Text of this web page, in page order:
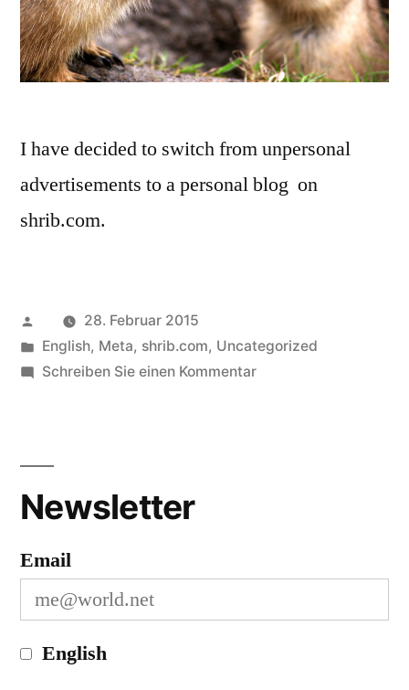
I have decided to switch from unpersonal
advertisements to a personal blog on
shrib.com.
Veröffentlicht
von
28. Februar 2015
Veröffentlicht
in
English, Meta, shrib.com, Uncategorized
Schreiben Sie einen Kommentarzu
Newsletter
Email
English